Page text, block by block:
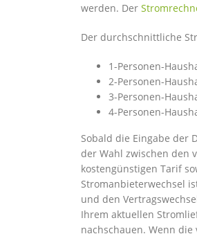
werden. Der
Der durchschnittliche
1-Personen-
2-Personen-
3-Personen-
4-Personen-
Sobald die Eingabe der
der Wahl zwischen den
kostengünstigen Tarif
Stromanbieterwechsel
und den
Ihrem aktuellen
nachschauen. Wenn